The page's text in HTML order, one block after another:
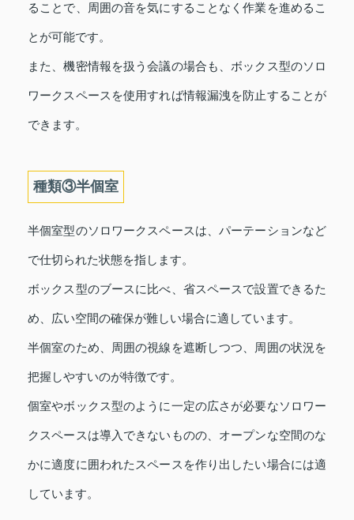
ることで、周囲の音を気にすることなく作業を進めるこ
とが可能です。
また、機密情報を扱う会議の場合も、ボックス型のソロ
ワークスペースを使用すれば情報漏洩を防止することが
できます。
種類③半個室
半個室型のソロワークスペースは、パーテーションなど
で仕切られた状態を指します。
ボックス型のブースに比べ、省スペースで設置できるた
め、広い空間の確保が難しい場合に適しています。
半個室のため、周囲の視線を遮断しつつ、周囲の状況を
把握しやすいのが特徴です。
個室やボックス型のように一定の広さが必要なソロワー
クスペースは導入できないものの、オープンな空間のな
かに適度に囲われたスペースを作り出したい場合には適
しています。